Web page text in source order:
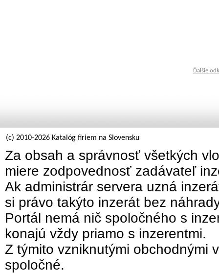
Ďalšie
(c) 2010-2026 Katalóg firiem na Slovensku
Za obsah a správnosť všetkých
miere zodpovednosť zadávateľ
Ak administrár servera uzná
si právo takýto inzerát bez
Portál nemá nič spoločného s
konajú vždy priamo s inzerentmi.
Z týmito vzniknutými obchodnými
spoločné.